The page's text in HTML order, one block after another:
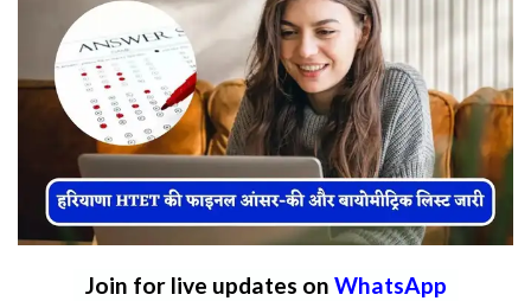
Join for live updates on WhatsApp